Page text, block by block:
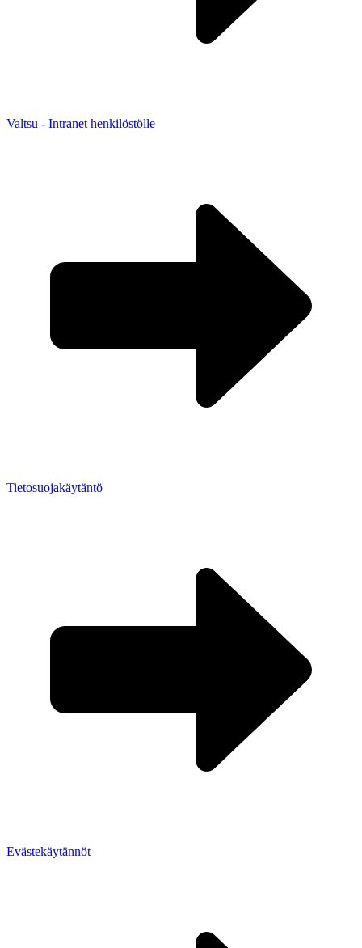
Valtsu - Intranet henkilöstölle
Tietosuojakäytäntö
Evästekäytännöt